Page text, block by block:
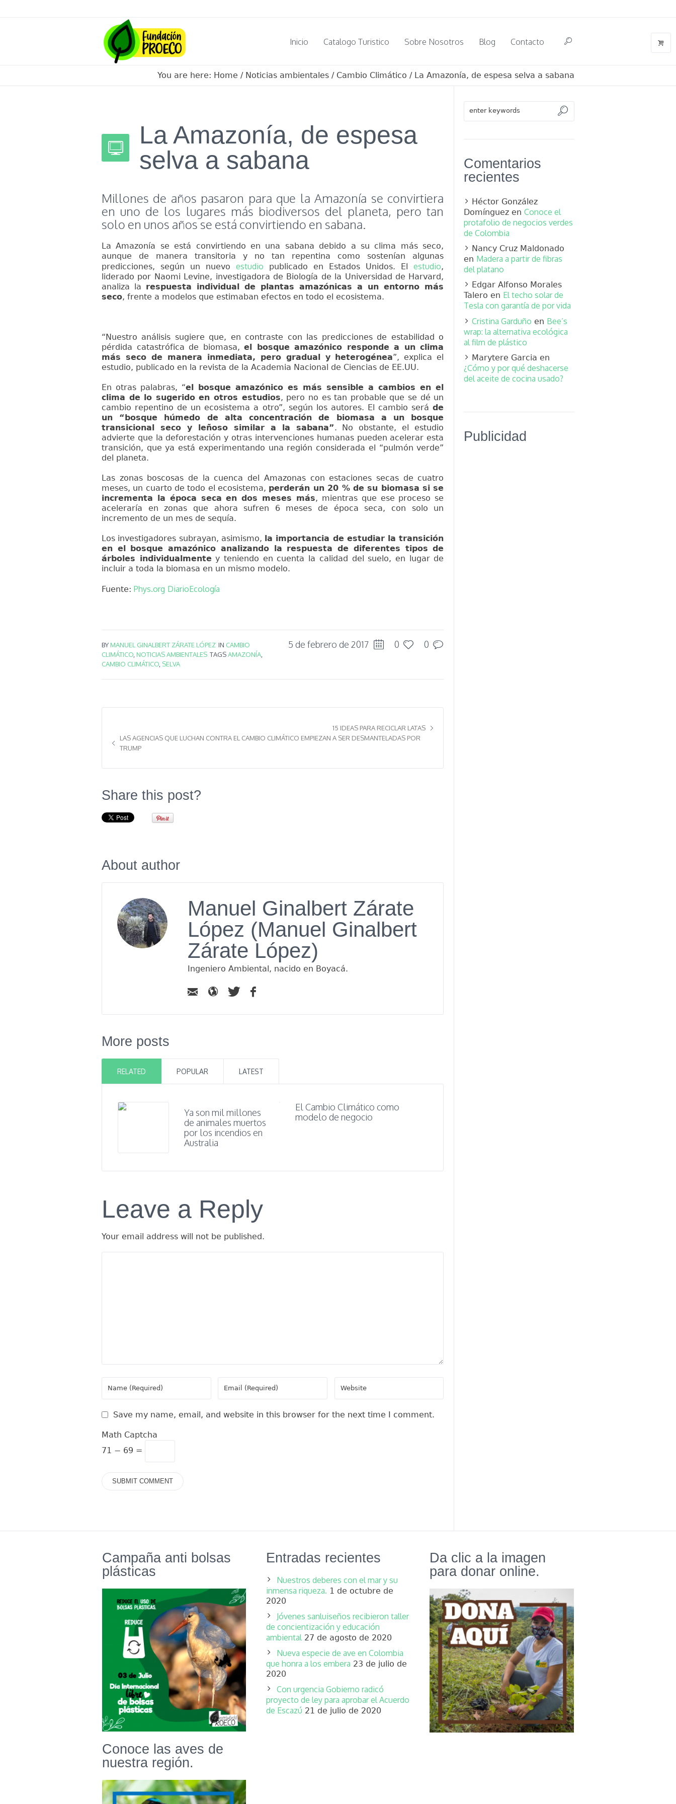
Inicio Catalogo Turistico Sobre Nosotros Blog Contacto
You are here: Home / Noticias ambientales / Cambio Climático / La Amazonía, de espesa selva a sabana
La Amazonía, de espesa
selva a sabana
Millones de años pasaron para que la Amazonía se convirtiera
en uno de los lugares más biodiversos del planeta, pero tan
solo en unos años se está convirtiendo en sabana.
La Amazonía se está convirtiendo en una sabana debido a su clima más seco,
aunque de manera transitoria y no tan repentina como sostenían algunas
predicciones, según un nuevo estudio publicado en Estados Unidos. Elestudio,
liderado por Naomi Levine, investigadora de Biología de la Universidad de Harvard,
analiza la respuesta individual de plantas amazónicas a un entorno más
seco, frente a modelos que estimaban efectos en todo el ecosistema.
“Nuestro análisis sugiere que, en contraste con las predicciones de estabilidad o
pérdida catastrófica de biomasa,el bosque amazónico responde a un clima
más seco de manera inmediata, pero gradual y heterogénea”, explica el
estudio, publicado en la revista de la Academia Nacional de Ciencias de EE.UU.
En otras palabras, “el bosque amazónico es más sensible a cambios en el
clima de lo sugerido en otros estudios, pero no es tan probable que se dé un
cambio repentino de un ecosistema a otro”, según los autores. El cambio seráde
un “bosque húmedo de alta concentración de biomasa a un bosque
transicional seco y leñoso similar a la sabana”. No obstante, el estudio
advierte que la deforestación y otras intervenciones humanas pueden acelerar esta
transición, que ya está experimentando una región considerada el “pulmón verde”
del planeta.
Las zonas boscosas de la cuenca del Amazonas con estaciones secas de cuatro
meses, un cuarto de todo el ecosistema, perderán un 20 % de su biomasa si se
incrementa la época seca en dos meses más, mientras que ese proceso se
aceleraría en zonas que ahora sufren 6 meses de época seca, con solo un
incremento de un mes de sequía.
Los investigadores subrayan, asimismo, la importancia de estudiar la transición
en el bosque amazónico analizando la respuesta de diferentes tipos de
árboles individualmente y teniendo en cuenta la calidad del suelo, en lugar de
incluir a toda la biomasa en un mismo modelo.
Fuente: Phys.org DiarioEcología
5 de febrero de 2017 0 0
BYMANUEL GINALBERT ZÁRATE LÓPEZ IN CAMBIO
CLIMÁTICO NOTICIAS AMBIENTALES TAGSAMAZONÍA
CAMBIO CLIMÁTICO SELVA
15 IDEAS PARA RECICLAR LATAS
LAS AGENCIAS QUE LUCHAN CONTRA EL CAMBIO CLIMÁTICO EMPIEZAN A SER DESMANTELADAS POR
TRUMP
Share this post?
About author
Manuel Ginalbert Zárate
López (Manuel Ginalbert
Zárate López)
Ingeniero Ambiental, nacido en Boyacá.
More posts
RELATED POPULAR LATEST
Ya son mil millones
de animales muertos
por los incendios en
Australia
El Cambio Climático como
modelo de negocio
Leave a Reply
Your email address will not be published.
Save my name, email, and website in this browser for the next time I comment.
Math Captcha
71 − 69 =
Comentarios
recientes
Héctor González
Domínguez enConoce el
protafolio de negocios verdes
de Colombia
Nancy Cruz Maldonado
en Madera a partir de fibras
del platano
Edgar Alfonso Morales
Talero en El techo solar de
Tesla con garantía de por vida
Cristina Garduño en Bee’s
wrap: la alternativa ecológica
al film de plástico
Marytere Garcia en
¿Cómo y por qué deshacerse
del aceite de cocina usado?
Publicidad
Campaña anti bolsas
plásticas
Entradas recientes
Nuestros deberes con el mar y su
inmensa riqueza. 1 de octubre de
2020
Jóvenes sanluiseños recibieron taller
de concientización y educación
ambiental 27 de agosto de 2020
Nueva especie de ave en Colombia
que honra a los embera 23 de julio de
2020
Con urgencia Gobierno radicó
proyecto de ley para aprobar el Acuerdo
de Escazú 21 de julio de 2020
Da clic a la imagen
para donar online.
Conoce las aves de
nuestra región.